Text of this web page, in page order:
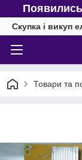
Скупка і викуп
Товари та